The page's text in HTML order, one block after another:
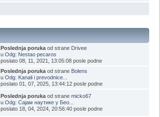
Poslednja poruka od strane Drivee
uOdg: Nestao pecaros
poslato 08, 11, 2021, 13:05:08 posle podne
Poslednja poruka od strane Bolens
uOdg: Kanali i prevodnice...
poslato 01, 07, 2025, 13:44:12 posle podne
Poslednja poruka od stranemicko67
uOdg: Сајам наутике у Бео...
poslato 18, 04, 2024, 20:56:40 posle podne